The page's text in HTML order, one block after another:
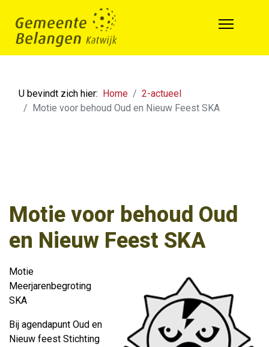
U bevindt zich hier: Home
2-actueel
Motie voor behoud Oud en Nieuw Feest SKA
Motie voor behoud Oud
en Nieuw Feest SKA
Motie
Meerjarenbegroting
SKA
Bij agendapunt Oud en
Nieuw feest Stichting